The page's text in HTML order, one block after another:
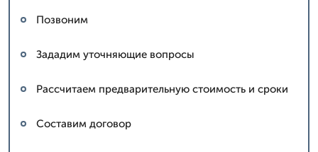
Позвоним
Зададим уточняющие вопросы
Рассчитаем предварительную стоимость и сроки
Составим договор